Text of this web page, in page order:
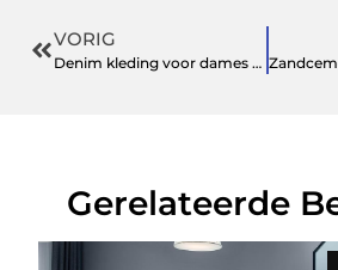
VORIG
Denim kleding voor dames die meer biedt dan alleen stijl
Gerelateerde